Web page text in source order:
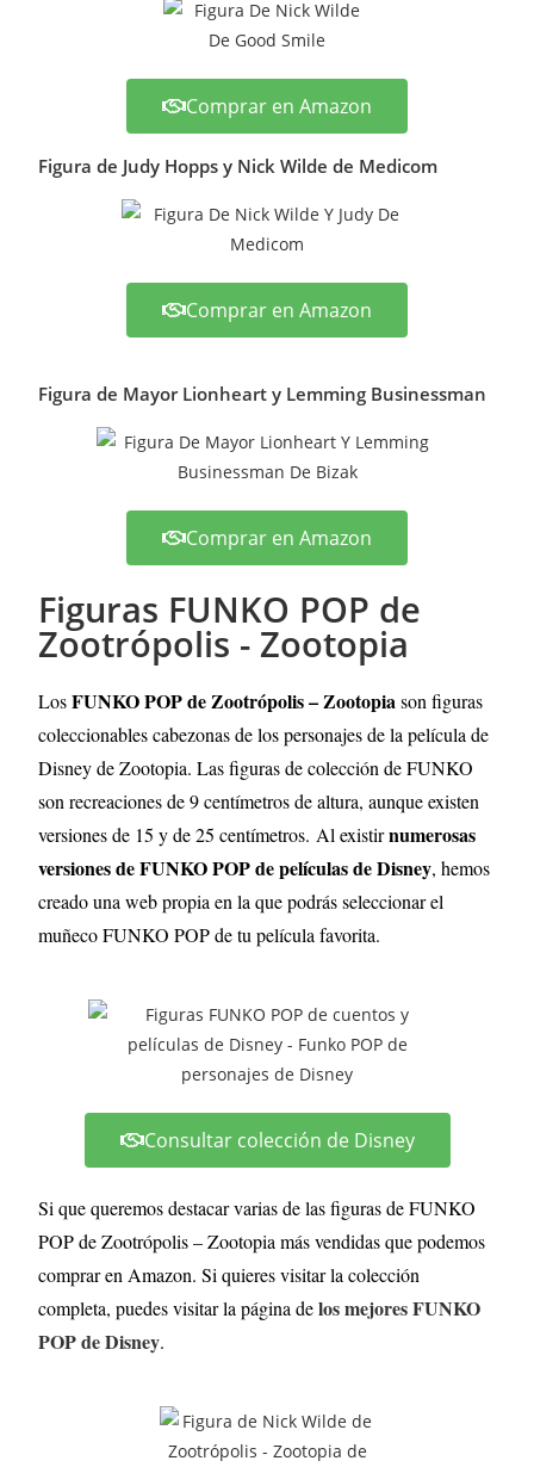
Comprar en Amazon
Figura de Judy Hopps y Nick Wilde de Medicom
Comprar en Amazon
Figura de Mayor Lionheart y Lemming Businessman
Comprar en Amazon
Figuras FUNKO POP de
Zootrópolis - Zootopia
LosFUNKO POP de Zootrópolis – Zootopiason figuras
coleccionables cabezonas de los personajes de la película de
Disney de Zootopia. Las figuras de colección de FUNKO
son recreaciones de 9 centímetros de altura, aunque existen
versiones de 15 y de 25 centímetros. Al existirnumerosas
versiones de FUNKO POP de películas de Disney, hemos
creado una web propia en la que podrás seleccionar el
muñeco FUNKO POP de tu película favorita.
Consultar colección de Disney
Si que queremos destacar varias de las figuras de FUNKO
POP de Zootrópolis – Zootopia más vendidas que podemos
comprar en Amazon. Si quieres visitar la colección
completa, puedes visitar la página delos mejores FUNKO
POP de Disney.